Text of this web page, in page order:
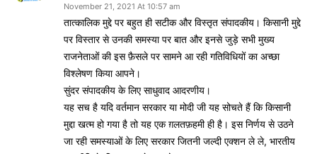
November 21, 2021 At 10:57 am
तात्कालिक मुद्दे पर बहुत ही सटीक और विस्तृत संपादकीय। किसानी मुद्दे
पर विस्तार से उनकी समस्या पर बात और इनसे जुड़े सभी मुख्य
राजनेताओं की इस फ़ैसले पर सामने आ रही गतिविधियों का अच्छा
विश्लेषण किया आपने।
सुंदर संपादकीय के लिए साधुवाद आदरणीय।
यह सच है यदि वर्तमान सरकार या मोदी जी यह सोचते हैं कि किसानी
मुद्दा खत्म हो गया है तो यह एक ग़लतफ़हमी ही है। इस निर्णय से उठने
जा रही समस्याओं के लिए सरकार जितनी जल्दी एक्शन ले ले, भारतीय